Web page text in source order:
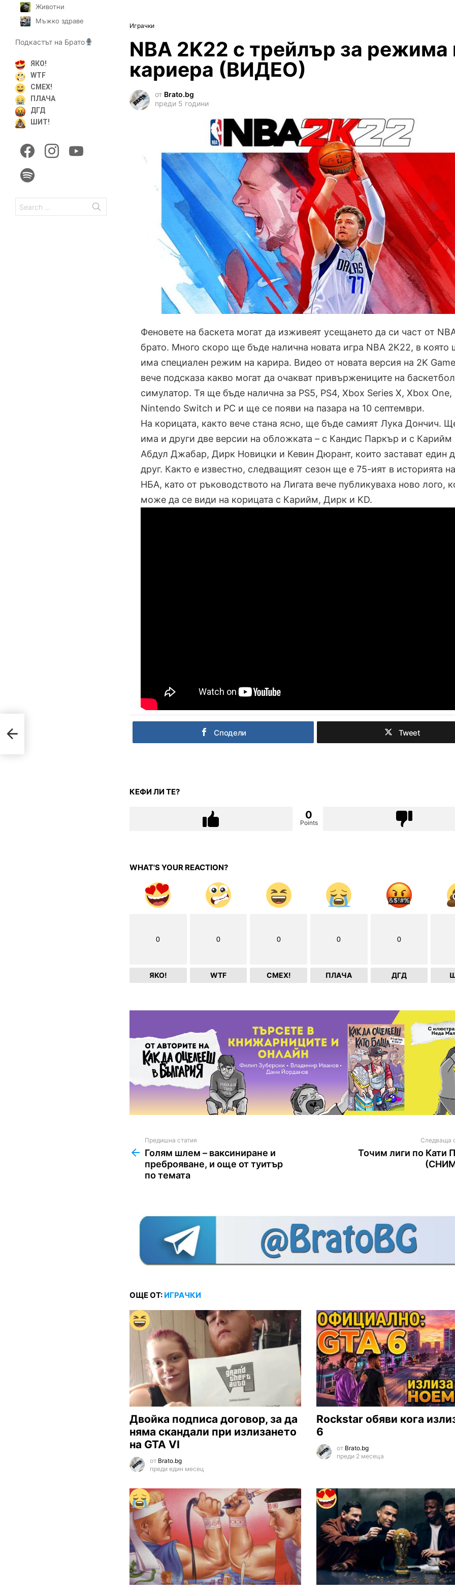
Играчки
NBA 2K22 с трейлър за режима
кариера (ВИДЕО)
от Brato.bg
преди 5 години
Феновете на баскета могат да изживеят усещането да си част от
брато. Много скоро ще бъде налична новата игра NBA 2K22, в която
има специален режим на карира. Видео от новата версия на 2K
вече подсказа какво могат да очакват привържениците на
симулатор. Тя ще бъде налична за PS5, PS4, Xbox Series X, Xbox One,
Nintendo Switch и PC и ще се появи на пазара на 10 септември.
На корицата, както вече стана ясно, ще бъде самият Лука Дончич.
има и други две версии на обложката – с Кандис Паркър и с Карийм
Абдул Джабар, Дирк Новицки и Кевин Дюрант, които застават един
друг. Както е известно, следващият сезон ще е 75-ият в историята на
НБА, като от ръководството на Лигата вече публикуваха ново лого,
може да се види на корицата с Карийм, Дирк и KD.
Сподели Tweet
КЕФИ ЛИ ТЕ?
0
Points
WHAT'S YOUR REACTION?
0
ЯКО!
0
WTF
0
СМЕХ!
0
ПЛАЧА
0
ДГД
more
Предишна статия
Голям шлем – ваксиниране и
преброяване, и още от туитър
по темата
Следваща
Точим лиги по Кати
ОЩЕ ОТ: ИГРАЧКИ
Двойка подписа договор, за да
няма скандали при излизането
на GTA VI
от Brato.bg
преди един месец
Rockstar обяви кога
6
от Brato.bg
преди 2 месеца
Животни
Мъжко здраве
Подкастът на Брато
ЯКО!
WTF
СМЕХ!
ПЛАЧА
ДГД
ШИТ!
for: